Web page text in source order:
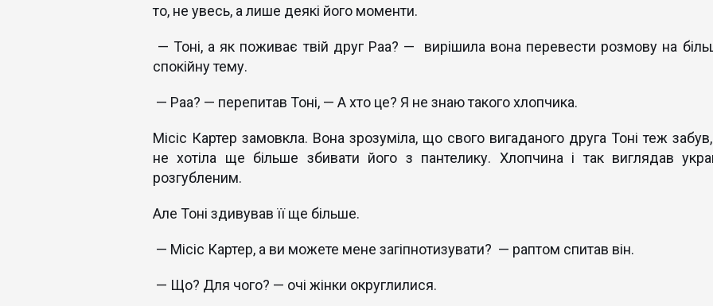
то, не увесь, а лише деякі його моменти.
— Тоні, а як поживає твій друг Раа? — вирішила вона перевести розмову на
спокійну тему.
— Раа? — перепитав Тоні, — А хто це? Я не знаю такого хлопчика.
Місіс Картер замовкла. Вона зрозуміла, що свого вигаданого друга Тоні теж забув,
не хотіла ще більше збивати його з пантелику. Хлопчина і так виглядав
розгубленим.
Але Тоні здивував її ще більше.
— Місіс Картер, а ви можете мене загіпнотизувати? — раптом спитав він.
— Що? Для чого? — очі жінки округлилися.